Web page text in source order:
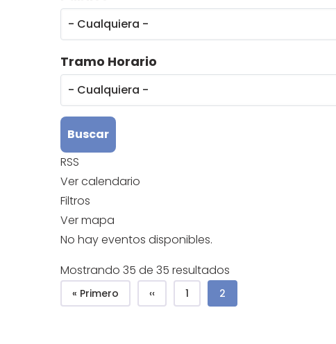
Tramo Horario
RSS
Ver calendario
Filtros
Ver mapa
No hay eventos disponibles.
Mostrando 35 de 35 resultados
Paginación
Primera página
« Primero Página anterior
‹‹ Page
1 Página actual
2